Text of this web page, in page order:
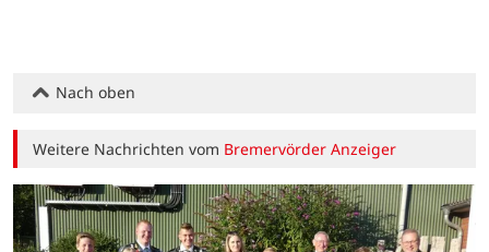
Nach oben
Weitere Nachrichten vom Bremervörder Anzeiger